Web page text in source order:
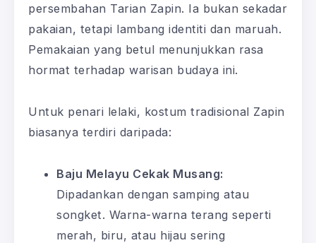
persembahan Tarian Zapin. Ia bukan sekadar
pakaian, tetapi lambang identiti dan maruah.
Pemakaian yang betul menunjukkan rasa
hormat terhadap warisan budaya ini.
Untuk penari lelaki, kostum tradisional Zapin
biasanya terdiri daripada:
Baju Melayu Cekak Musang:
Dipadankan dengan samping atau
songket. Warna-warna terang seperti
merah, biru, atau hijau sering